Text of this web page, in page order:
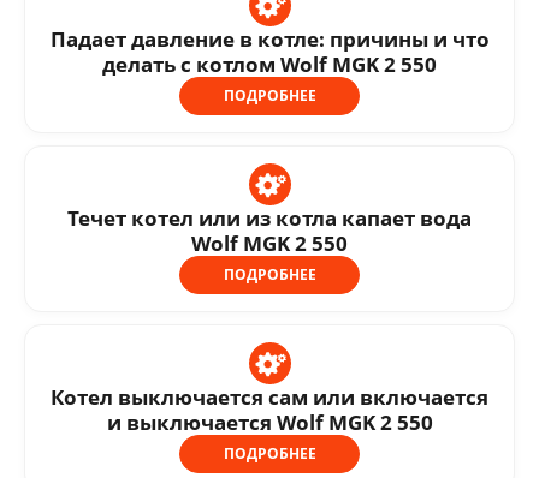
Падает давление в котле: причины и что
делать с котлом Wolf MGK 2 550
ПОДРОБНЕЕ
Течет котел или из котла капает вода
Wolf MGK 2 550
ПОДРОБНЕЕ
Котел выключается сам или включается
и выключается Wolf MGK 2 550
ПОДРОБНЕЕ